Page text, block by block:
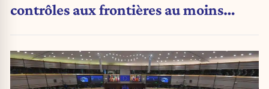
contrôles aux frontières au moins